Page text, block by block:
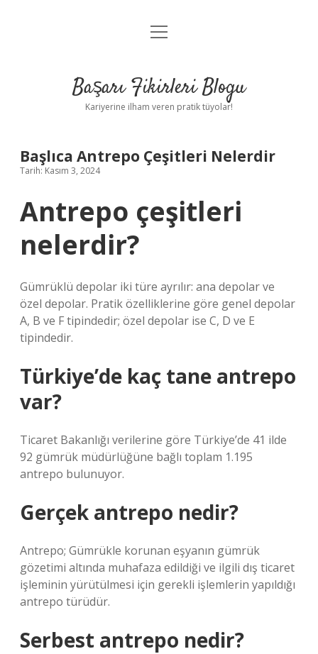
Anasayfa
Yasal Uyarı
menüyü
Başarı Fikirleri Blogu
Kariyerine ilham veren pratik tüyolar!
Başlıca Antrepo Çeşitleri Nelerdir
Tarih: Kasım 3, 2024
Antrepo çeşitleri
nelerdir?
Gümrüklü depolar iki türe ayrılır: ana depolar ve
özel depolar. Pratik özelliklerine göre genel depolar
A, B ve F tipindedir; özel depolar ise C, D ve E
tipindedir.
Türkiye’de kaç tane antrepo
var?
Ticaret Bakanlığı verilerine göre Türkiye’de 41 ilde
92 gümrük müdürlüğüne bağlı toplam 1.195
antrepo bulunuyor.
Gerçek antrepo nedir?
Antrepo; Gümrükle korunan eşyanın gümrük
gözetimi altında muhafaza edildiği ve ilgili dış ticaret
işleminin yürütülmesi için gerekli işlemlerin yapıldığı
antrepo türüdür.
Serbest antrepo nedir?